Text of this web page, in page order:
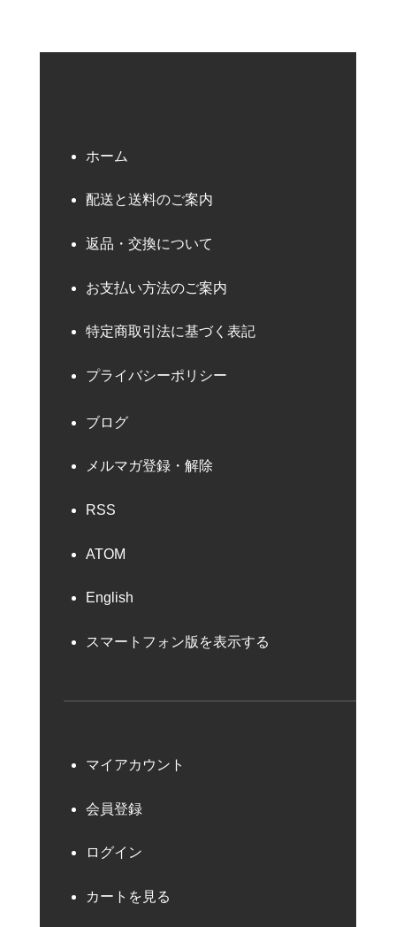
ホーム
配送と送料のご案内
返品・交換について
お支払い方法のご案内
特定商取引法に基づく表記
プライバシーポリシー
ブログ
メルマガ登録・解除
RSS
ATOM
English
スマートフォン版を表示する
マイアカウント
会員登録
ログイン
カートを見る